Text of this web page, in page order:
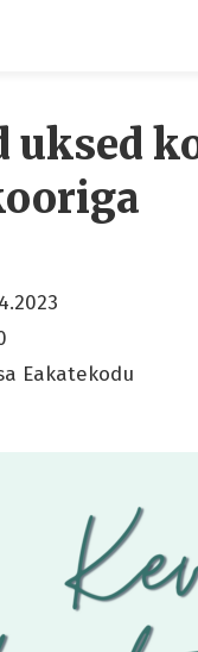
uksed
Eakatekodu